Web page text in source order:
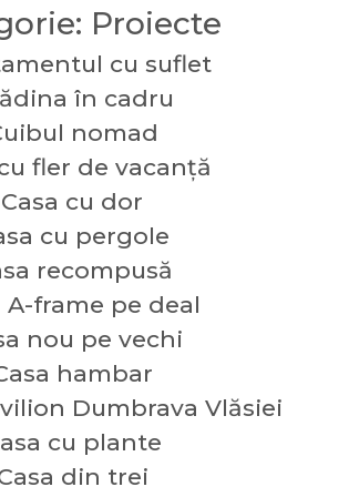
Proiecte
cu suflet
în cadru
nomad
fler de vacanță
Casa cu dor
cu pergole
recompusă
A-frame pe deal
nou pe vechi
hambar
Dumbrava Vlăsiei
cu plante
din trei